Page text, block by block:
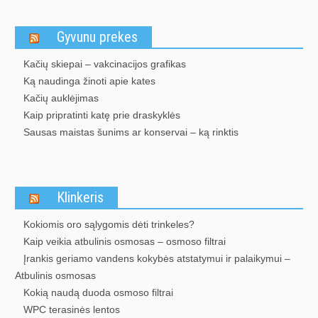
Gyvunu prekes
Kačių skiepai – vakcinacijos grafikas
Ką naudinga žinoti apie kates
Kačių auklėjimas
Kaip pripratinti katę prie draskyklės
Sausas maistas šunims ar konservai – ką rinktis
Klinkeris
Kokiomis oro sąlygomis dėti trinkeles?
Kaip veikia atbulinis osmosas – osmoso filtrai
Įrankis geriamo vandens kokybės atstatymui ir palaikymui –
Atbulinis osmosas
Kokią naudą duoda osmoso filtrai
WPC terasinės lentos